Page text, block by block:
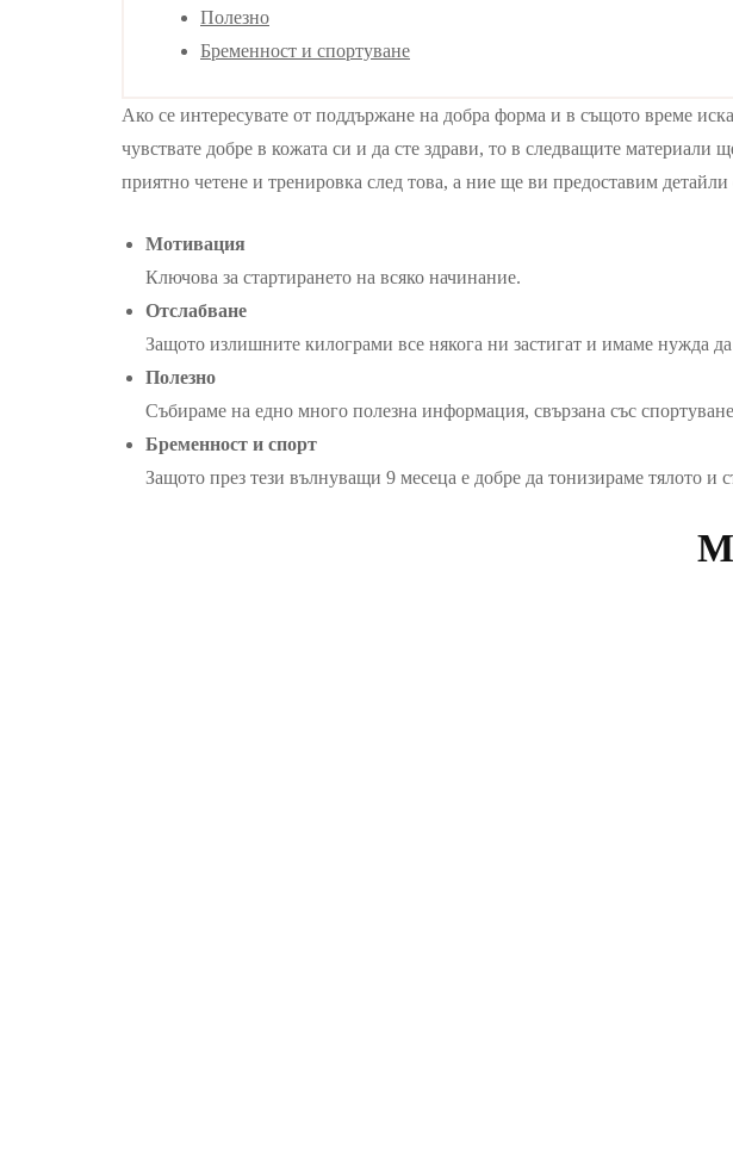
Полезно
Бременност и спортуване
Ако се интересувате от поддържане на добра форма и в същото време
чувствате добре в кожата си и да сте здрави, то в следващите
приятно четене и тренировка след това, а ние ще ви предоставим детайли
Мотивация
Ключова за стартирането на всяко начинание.
Отслабване
Защото излишните килограми все някога ни застигат и имаме нужда
Полезно
Събираме на едно много полезна информация, свързана със
Бременност и спорт
Защото през тези вълнуващи 9 месеца е добре да тонизираме тялото и